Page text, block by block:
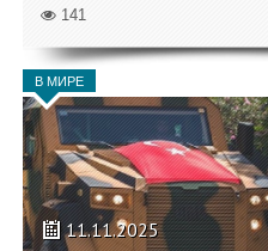
141
В МИРЕ
11.11.2025